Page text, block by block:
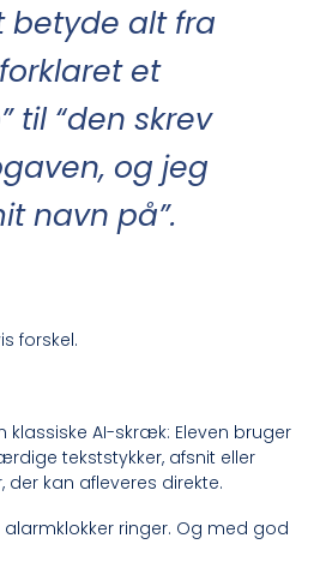
betyde alt fra
et
til “den skrev
og jeg
navn på”.
forskel.
klassiske AI-skræk: Eleven bruger
tekststykker, afsnit eller
kan afleveres direkte.
ringer. Og med god